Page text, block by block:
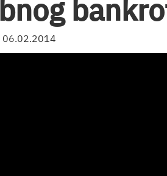
06.02.2014